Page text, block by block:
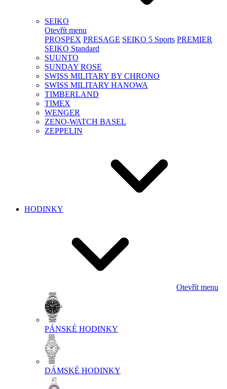
SEIKO
Otevřít menu
PROSPEX PRESAGE SEIKO 5 Sports PREMIER
SEIKO Standard
SUUNTO
SUNDAY ROSE
SWISS MILITARY BY CHRONO
SWISS MILITARY HANOWA
TIMBERLAND
TIMEX
WENGER
ZENO-WATCH BASEL
ZEPPELIN
HODINKY
Otevřít menu
PÁNSKÉ HODINKY
DÁMSKÉ HODINKY